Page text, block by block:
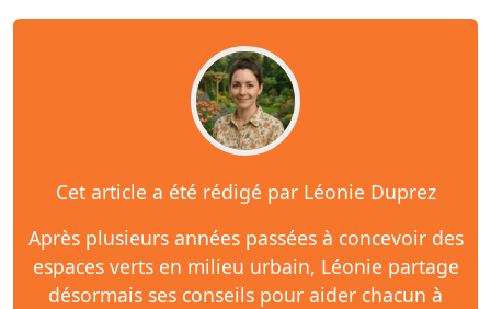
Cet article a été rédigé par Léonie Duprez
Après plusieurs années passées à concevoir des
espaces verts en milieu urbain, Léonie partage
désormais ses conseils pour aider chacun à